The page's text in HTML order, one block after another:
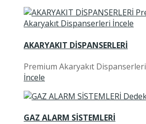
AKARYAKIT DİSPANSERLERİ
Premium Akaryakıt Dispanserleri
İncele
GAZ ALARM SİSTEMLERİ